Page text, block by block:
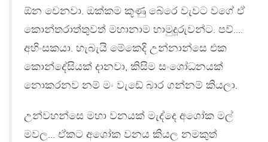
ඕන වෙනවා. ඔක්කම කූණු බේරෙ වැවට වගේ ඒ
කොන්තරාත්තුවත් මහානාම හාමුදූරුවන්ට. පව්….
අහිංසකයා. හැබැයි මේකෙදි උන්නාන්සෙ එක
කොන්දේසියක් දානවා, කිසිම සංශෝධනයක්
නොකරනව නම් මං වැඩේ බාර ගන්නම් කියලා.
උන්වහන්සෙ මහා වනයක් මැද්දෙ අශෝක මල්
මවල… ඒකට අශෝක වනය කියල නමකුත්